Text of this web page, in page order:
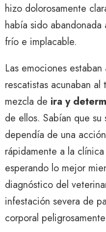
hizo dolorosamente
había sido
frío e implacable.
Las emociones
rescatistas acunaban
mezcla de ira y
de ellos. Sabían que
dependía de una
rápidamente a la
esperando lo mejor
diagnóstico del
infestación severa de
corporal